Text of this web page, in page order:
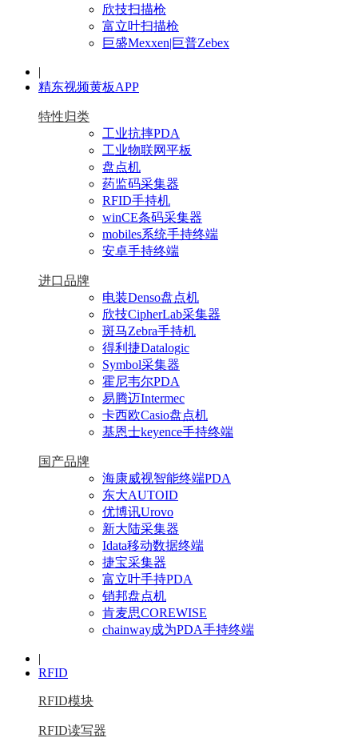
欣技扫描枪
富立叶扫描枪
巨盛Mexxen|巨普Zebex
|
精东视频黄板APP
特性归类
工业抗摔PDA
工业物联网平板
盘点机
药监码采集器
RFID手持机
winCE条码采集器
mobiles系统手持终端
安卓手持终端
进口品牌
电装Denso盘点机
欣技CipherLab采集器
斑马Zebra手持机
得利捷Datalogic
Symbol采集器
霍尼韦尔PDA
易腾迈Intermec
卡西欧Casio盘点机
基恩士keyence手持终端
国产品牌
海康威视智能终端PDA
东大AUTOID
优博讯Urovo
新大陆采集器
Idata移动数据终端
捷宝采集器
富立叶手持PDA
销邦盘点机
肯麦思COREWISE
chainway成为PDA手持终端
|
RFID
RFID模块
RFID读写器